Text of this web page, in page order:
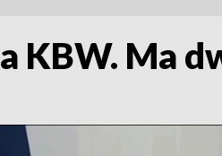
KBW. Ma